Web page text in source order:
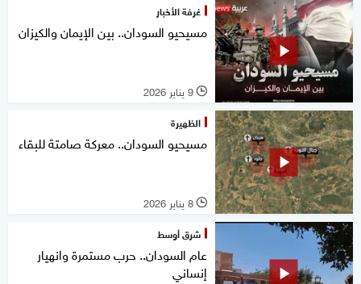
غرفة الأخبار
مسيحيو السودان.. بين الإيمان والكيزان
l 9 يناير 2026
الظهيرة
مسيحيو السودان.. معركة صامتة للبقاء
l 8 يناير 2026
شرق أوسط
عام السودان.. حرب مستمرة وانهيار
إنساني